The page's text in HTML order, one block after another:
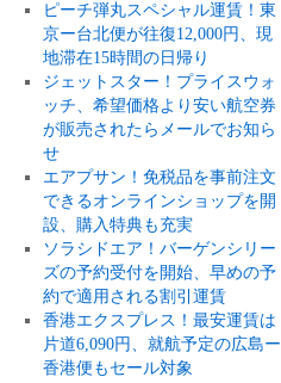
ピーチ弾丸スペシャル運賃！東
京ー台北便が往復12,000円、現
地滞在15時間の日帰り
ジェットスター！プライスウォ
ッチ、希望価格より安い航空券
が販売されたらメールでお知ら
せ
エアプサン！免税品を事前注文
できるオンラインショップを開
設、購入特典も充実
ソラシドエア！バーゲンシリー
ズの予約受付を開始、早めの予
約で適用される割引運賃
香港エクスプレス！最安運賃は
片道6,090円、就航予定の広島ー
香港便もセール対象